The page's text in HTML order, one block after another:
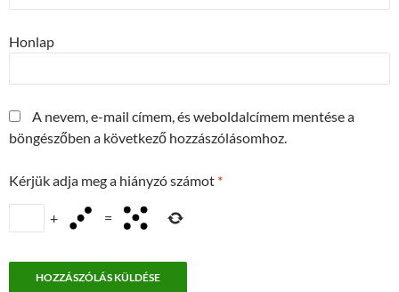
Honlap
A nevem, e-mail címem, és weboldalcímem mentése a
böngészőben a következő hozzászólásomhoz.
Kérjük adja meg a hiányzó számot *
+ =